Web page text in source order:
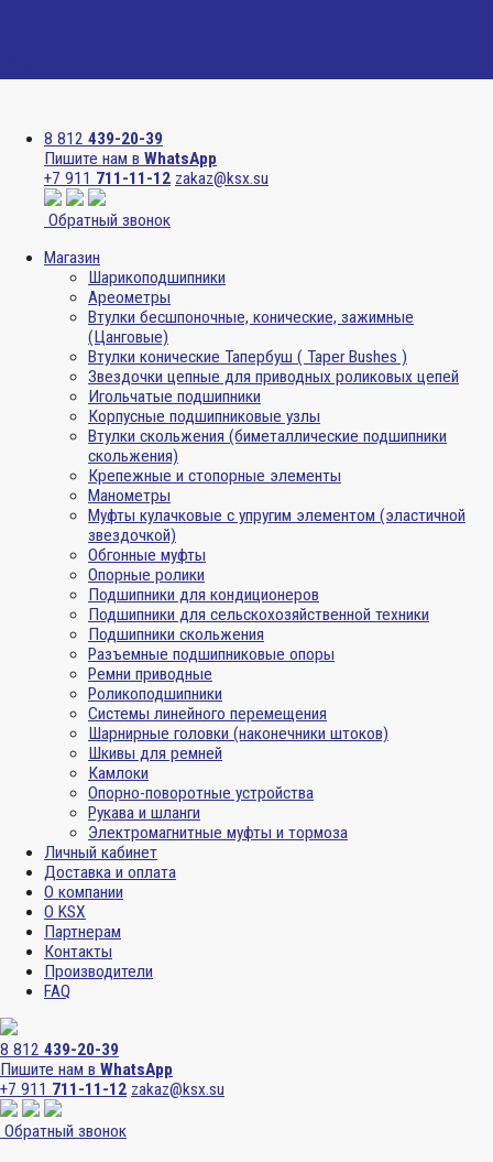
8 812 439-20-39
Пишите нам в WhatsApp
+7 911 711-11-12 zakaz@ksx.su
Обратный звонок
Магазин
Шарикоподшипники
Ареометры
Втулки бесшпоночные, конические, зажимные
(Цанговые)
Втулки конические Тапербуш ( Taper Bushes )
Звездочки цепные для приводных роликовых цепей
Игольчатые подшипники
Корпусные подшипниковые узлы
Втулки скольжения (биметаллические подшипники
скольжения)
Крепежные и стопорные элементы
Манометры
Муфты кулачковые с упругим элементом (эластичной
звездочкой)
Обгонные муфты
Опорные ролики
Подшипники для кондиционеров
Подшипники для сельскохозяйственной техники
Подшипники скольжения
Разъемные подшипниковые опоры
Ремни приводные
Роликоподшипники
Системы линейного перемещения
Шарнирные головки (наконечники штоков)
Шкивы для ремней
Камлоки
Опорно-поворотные устройства
Рукава и шланги
Электромагнитные муфты и тормоза
Личный кабинет
Доставка и оплата
О компании
О KSX
Партнерам
Контакты
Производители
FAQ
8 812 439-20-39
Пишите нам в WhatsApp
+7 911 711-11-12 zakaz@ksx.su
Обратный звонок